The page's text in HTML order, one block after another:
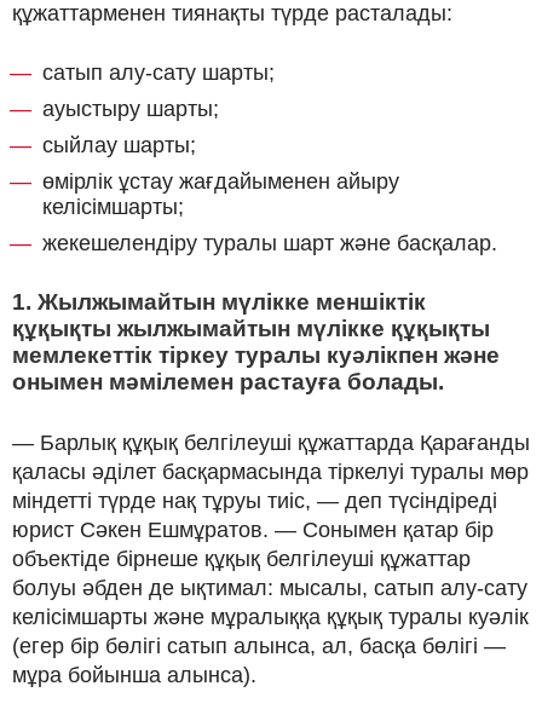
құжаттарменен тиянақты түрде расталады:
сатып алу-сату шарты;
ауыстыру шарты;
сыйлау шарты;
өмірлік ұстау жағдайыменен айыру
келісімшарты;
жекешелендіру туралы шарт және басқалар.
1. Жылжымайтын мүлікке меншіктік
құқықты жылжымайтын мүлікке құқықты
мемлекеттік тіркеу туралы куәлікпен және
онымен мәмілемен растауға болады.
— Барлық құқық белгілеуші құжаттарда Қарағанды
қаласы әділет басқармасында тіркелуі туралы мөр
міндетті түрде нақ тұруы тиіс, — деп түсіндіреді
юрист Сәкен Ешмұратов. — Сонымен қатар бір
объектіде бірнеше құқық белгілеуші құжаттар
болуы әбден де ықтимал: мысалы, сатып алу-сату
келісімшарты және мұралыққа құқық туралы куәлік
(егер бір бөлігі сатып алынса, ал, басқа бөлігі —
мұра бойынша алынса).